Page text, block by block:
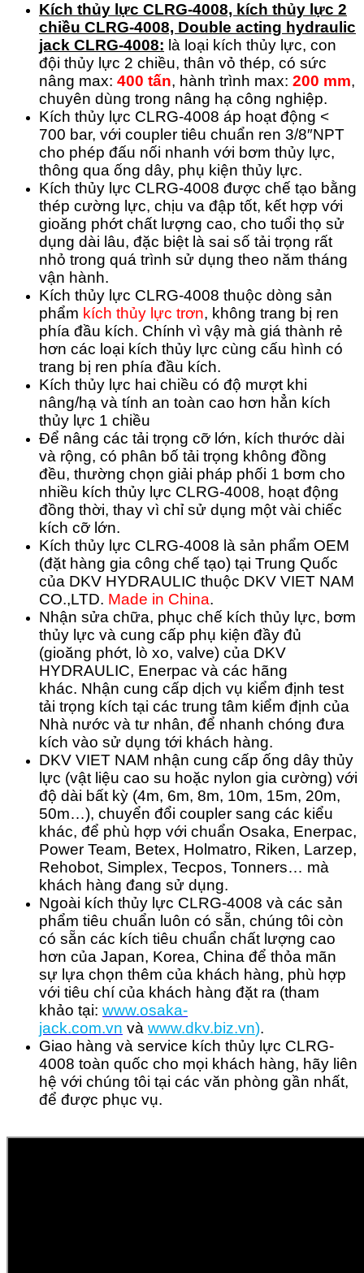
Kích thủy lực CLRG-4008, kích thủy lực 2
chiều CLRG-4008, Double acting hydraulic
jack CLRG-4008: là loại kích thủy lực, con
đội thủy lực 2 chiều, thân vỏ thép, có sức
nâng max: 400 tấn, hành trình max: 200 mm,
chuyên dùng trong nâng hạ công nghiệp.
Kích thủy lực CLRG-4008 áp hoạt động <
700 bar, với coupler tiêu chuẩn ren 3/8″NPT
cho phép đấu nối nhanh với bơm thủy lực,
thông qua ống dây, phụ kiện thủy lực.
Kích thủy lực CLRG-4008 được chế tạo bằng
thép cường lực, chịu va đập tốt, kết hợp với
gioăng phớt chất lượng cao, cho tuổi thọ sử
dụng dài lâu, đặc biệt là sai số tải trọng rất
nhỏ trong quá trình sử dụng theo năm tháng
vận hành.
Kích thủy lực CLRG-4008 thuộc dòng sản
phẩm kích thủy lực trơn, không trang bị ren
phía đầu kích. Chính vì vậy mà giá thành rẻ
hơn các loại kích thủy lực cùng cấu hình có
trang bị ren phía đầu kích.
Kích thủy lực hai chiều có độ mượt khi
nâng/hạ và tính an toàn cao hơn hẳn kích
thủy lực 1 chiều
Để nâng các tải trọng cỡ lớn, kích thước dài
và rộng, có phân bố tải trọng không đồng
đều, thường chọn giải pháp phối 1 bơm cho
nhiều kích thủy lực CLRG-4008, hoạt động
đồng thời, thay vì chỉ sử dụng một vài chiếc
kích cỡ lớn.
Kích thủy lực CLRG-4008 là sản phẩm OEM
(đặt hàng gia công chế tạo) tại Trung Quốc
của DKV HYDRAULIC thuộc DKV VIET NAM
CO.,LTD. Made in China.
Nhận sửa chữa, phục chế kích thủy lực, bơm
thủy lực và cung cấp phụ kiện đầy đủ
(gioăng phớt, lò xo, valve) của DKV
HYDRAULIC, Enerpac và các hãng
khác. Nhận cung cấp dịch vụ kiểm định test
tải trọng kích tại các trung tâm kiểm định của
Nhà nước và tư nhân, để nhanh chóng đưa
kích vào sử dụng tới khách hàng.
DKV VIET NAM nhận cung cấp ống dây thủy
lực (vật liệu cao su hoặc nylon gia cường) với
độ dài bất kỳ (4m, 6m, 8m, 10m, 15m, 20m,
50m…), chuyển đổi coupler sang các kiểu
khác, để phù hợp với chuẩn Osaka, Enerpac,
Power Team, Betex, Holmatro, Riken, Larzep,
Rehobot, Simplex, Tecpos, Tonners… mà
khách hàng đang sử dụng.
Ngoài kích thủy lực CLRG-4008 và các sản
phẩm tiêu chuẩn luôn có sẵn, chúng tôi còn
có sẵn các kích tiêu chuẩn chất lượng cao
hơn của Japan, Korea, China để thỏa mãn
sự lựa chọn thêm của khách hàng, phù hợp
với tiêu chí của khách hàng đặt ra (tham
khảo tại: www.osaka-
jack.com.vn và www.dkv.biz.vn).
Giao hàng và service kích thủy lực CLRG-
4008 toàn quốc cho mọi khách hàng, hãy liên
hệ với chúng tôi tại các văn phòng gần nhất,
để được phục vụ.